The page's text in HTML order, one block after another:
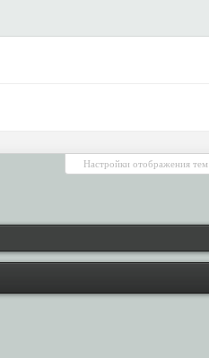
Настройки отображения тем